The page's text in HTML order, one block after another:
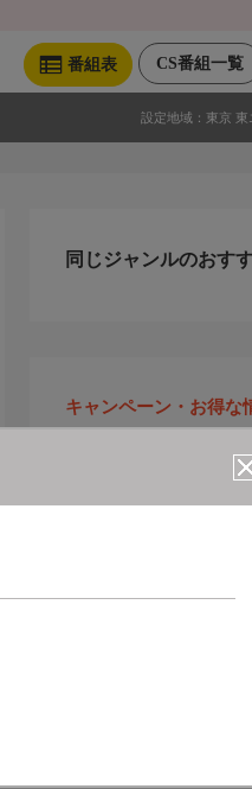
CS番組一覧
番組表
設定地域： 東京 東
同じジャンルのおす
キャンペーン・お得な